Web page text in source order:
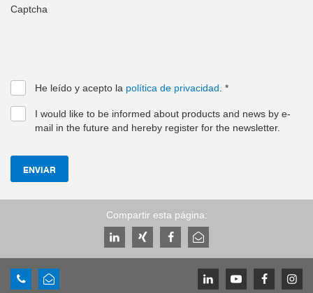
Captcha
He leído y acepto la política de privacidad *
I would like to be informed about products and news by e-
mail in the future and hereby register for the newsletter.
ENVIAR
Compartir esta página: